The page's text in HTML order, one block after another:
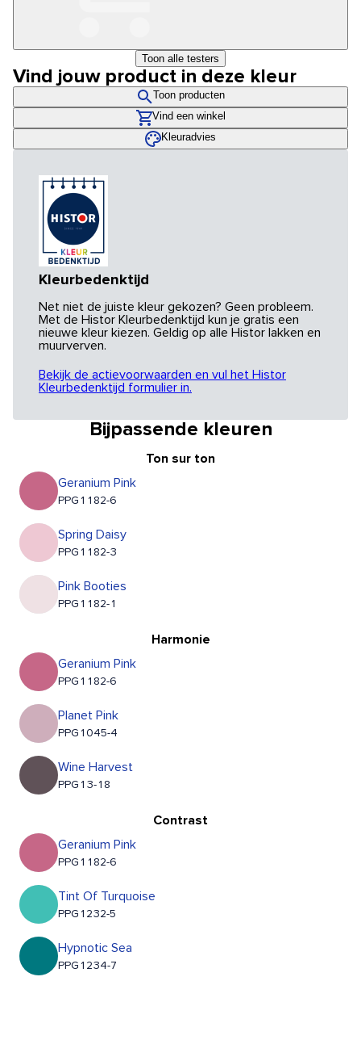
Toon alle testers
Vind jouw product in deze kleur
Toon producten
Vind een winkel
Kleuradvies
Kleurbedenktijd
Net niet de juiste kleur gekozen? Geen probleem.
Met de Histor Kleurbedenktijd kun je gratis een
nieuwe kleur kiezen. Geldig op alle Histor lakken en
muurverven.
Bekijk de actievoorwaarden en vul het Histor
Kleurbedenktijd formulier in.
Bijpassende kleuren
Ton sur ton
Geranium Pink
PPG1182-6
Spring Daisy
PPG1182-3
Pink Booties
PPG1182-1
Harmonie
Geranium Pink
PPG1182-6
Planet Pink
PPG1045-4
Wine Harvest
PPG13-18
Contrast
Geranium Pink
PPG1182-6
Tint Of Turquoise
PPG1232-5
Hypnotic Sea
PPG1234-7